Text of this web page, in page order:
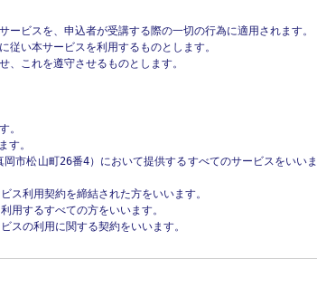
り、個人情報の利用目的を変更するものとします。
により、ユーザに通知し、または本ウェブサイト上に公表す
、第三者に個人情報を提供することはありません。ただし
人の同意を得ることが困難であるとき
合であって、本人の同意を得ることが困難であるとき
事務を遂行することに対して協力する必要がある場合であ
届出をしたとき
ビスを、申込者が受講する際の一切の行為に適用されます。
い本サービスを利用するものとします。
これを遵守させるものとします。
。
す。
松山町26番4）において提供するすべてのサービスをいい
利用契約を締結された方をいいます。
用するすべての方をいいます。
スの利用に関する契約をいいます。